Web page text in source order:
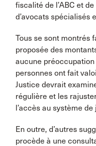
fiscalité de l’ABC et
d’avocats spécialisés
Tous se sont montrés
proposée des
aucune
personnes ont fait
Justice devrait
régulière et les
l’accès au système de
En outre, d’autres
procède à une